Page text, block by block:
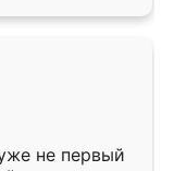
не первый